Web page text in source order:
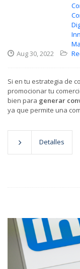
Aug 30, 2022
Si en tu estrategia de
promocionar tu
bien para generar
ya que permite una
Detalles